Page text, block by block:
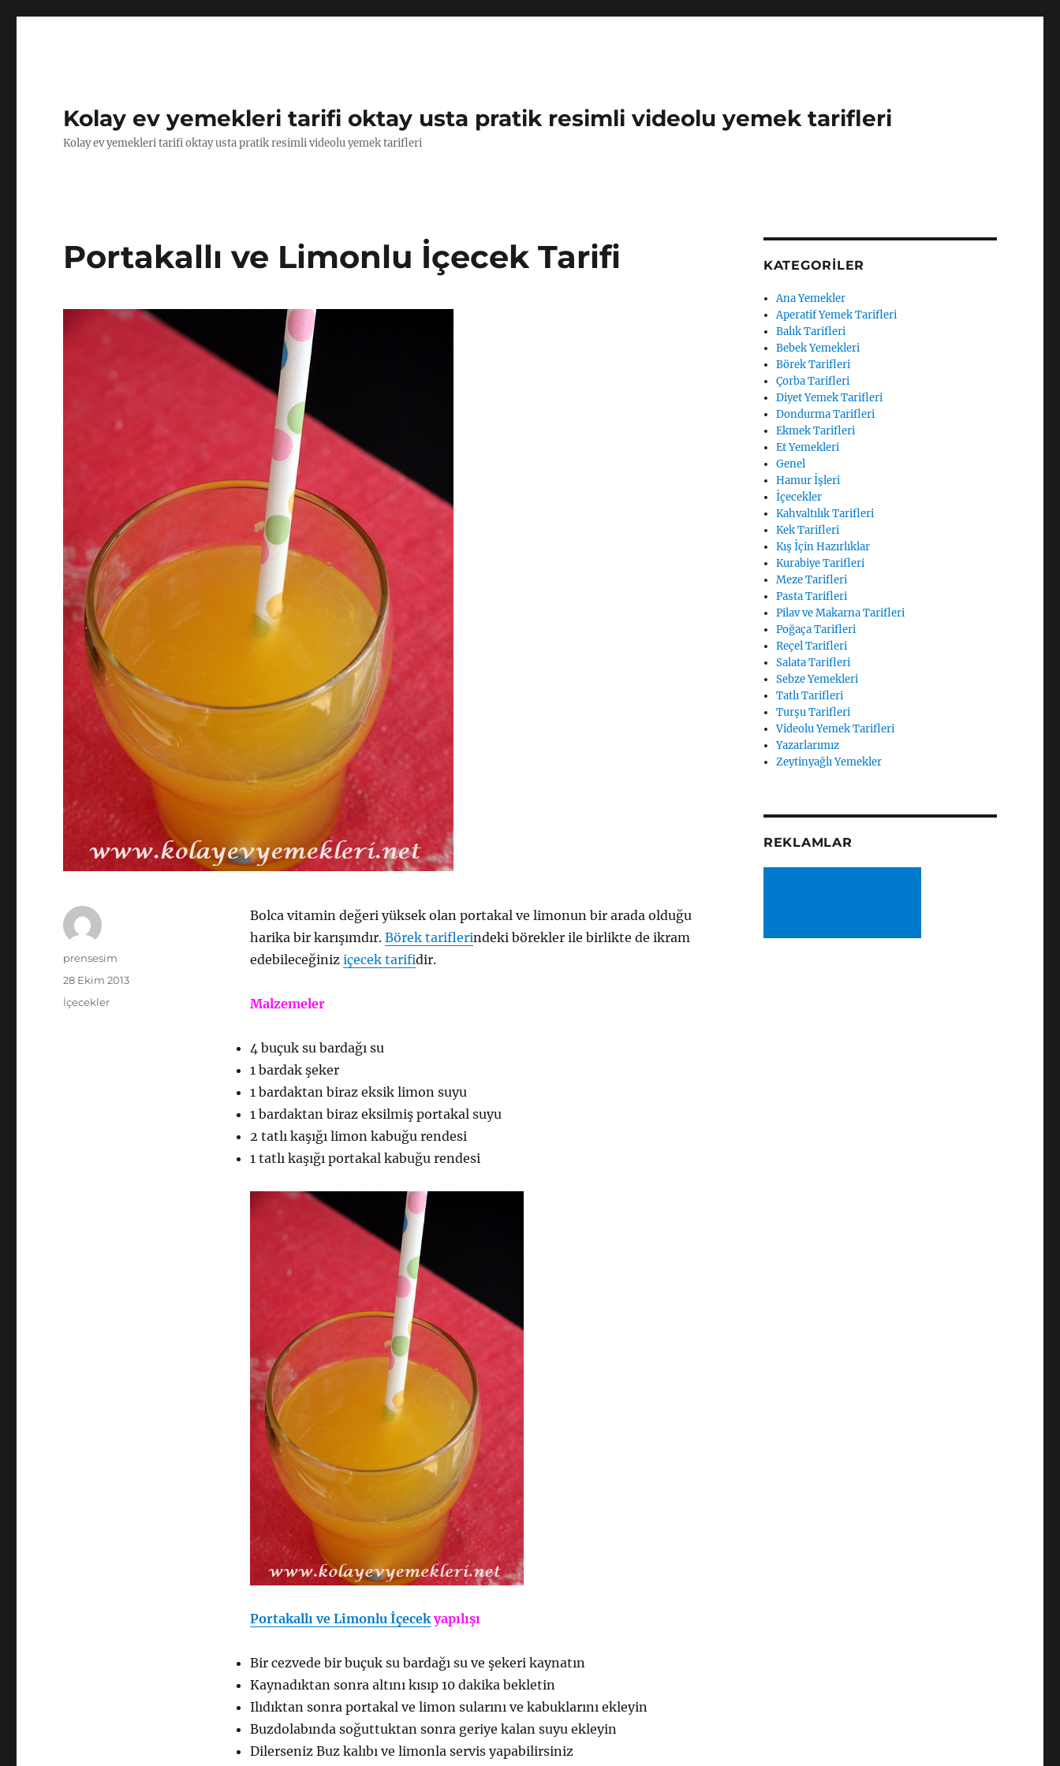
Kolay ev yemekleri tarifi oktay usta pratik resimli videolu yemek tarifleri
Kolay ev yemekleri tarifi oktay usta pratik resimli videolu yemek tarifleri
Portakallı ve Limonlu İçecek Tarifi
Bolca vitamin değeri yüksek olan portakal ve limonun bir arada olduğu
harika bir karışımdır. Börek tariflerindeki börekler ile birlikte de ikram
edebileceğiniz içecek tarifidir.
Malzemeler
4 buçuk su bardağı su
1 bardak şeker
1 bardaktan biraz eksik limon suyu
1 bardaktan biraz eksilmiş portakal suyu
2 tatlı kaşığı limon kabuğu rendesi
1 tatlı kaşığı portakal kabuğu rendesi
Portakallı ve Limonlu İçecekyapılışı
Bir cezvede bir buçuk su bardağı su ve şekeri kaynatın
Kaynadıktan sonra altını kısıp 10 dakika bekletin
Ilıdıktan sonra portakal ve limon sularını ve kabuklarını ekleyin
Buzdolabında soğuttuktan sonra geriye kalan suyu ekleyin
Dilerseniz Buz kalıbı ve limonla servis yapabilirsiniz
Yazar
prensesim
Yayın
tarihi
28 Ekim 2013
Kategoriler
İçecekler
KATEGORILER
Ana Yemekler
Aperatif Yemek Tarifleri
Balık Tarifleri
Bebek Yemekleri
Börek Tarifleri
Çorba Tarifleri
Diyet Yemek Tarifleri
Dondurma Tarifleri
Ekmek Tarifleri
Et Yemekleri
Genel
Hamur İşleri
İçecekler
Kahvaltılık Tarifleri
Kek Tarifleri
Kış İçin Hazırlıklar
Kurabiye Tarifleri
Meze Tarifleri
Pasta Tarifleri
Pilav ve Makarna Tarifleri
Poğaça Tarifleri
Reçel Tarifleri
Salata Tarifleri
Sebze Yemekleri
Tatlı Tarifleri
Turşu Tarifleri
Videolu Yemek Tarifleri
Yazarlarımız
Zeytinyağlı Yemekler
REKLAMLAR